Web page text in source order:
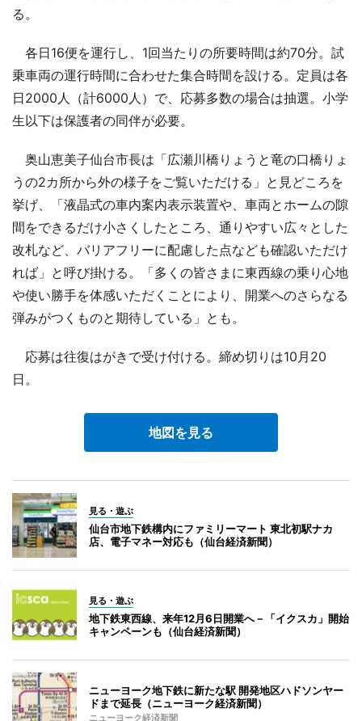
る。
各日16便を運行し、1回当たりの所要時間は約70分。試
乗車両の運行時間に合わせた集合時間を設ける。定員は各
日2000人（計6000人）で、応募多数の場合は抽選。小学
生以下は保護者の同伴が必要。
奥山恵美子仙台市長は「広瀬川橋りょうと竜の口橋りょ
うの2カ所から外の様子をご覧いただける」と見どころを
挙げ、「液晶式の車内案内表示装置や、車両とホームの隙
間をできるだけ小さくしたところ、通りやすい広々とした
改札など、バリアフリーに配慮した点なども確認いただけ
れば」と呼び掛ける。「多くの皆さまに東西線の乗り心地
や使い勝手を体感いただくことにより、開業へのさらなる
弾みがつくものと期待している」とも。
応募は往復はがきで受け付ける。締め切りは10月20
日。
地図を見る
見る・遊ぶ
仙台市地下鉄構内にファミリーマート 東北初駅ナカ
店、電子マネー対応も（仙台経済新聞）
見る・遊ぶ
地下鉄東西線、来年12月6日開業へ－「イクスカ」開始
キャンペーンも（仙台経済新聞）
ニューヨーク地下鉄に新たな駅 開発地区ハドソンヤー
ドまで延長（ニューヨーク経済新聞）
ニューヨーク経済新聞